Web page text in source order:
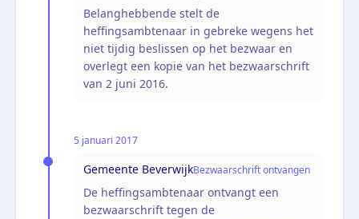
Belanghebbende stelt de
heffingsambtenaar in gebreke wegens het
niet tijdig beslissen op het bezwaar en
overlegt een kopie van het bezwaarschrift
van 2 juni 2016.
5 januari 2017
Gemeente BeverwijkBezwaarschrift ontvangen
De heffingsambtenaar ontvangt een
bezwaarschrift tegen de